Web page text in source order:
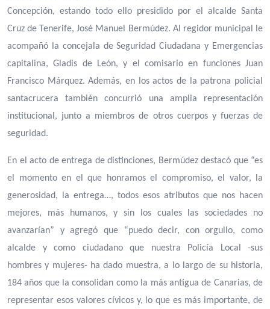
Concepción, estando todo ello presidido por el alcalde Santa
Cruz de Tenerife, José Manuel Bermúdez. Al regidor municipal le
acompañó la concejala de Seguridad Ciudadana y Emergencias
capitalina, Gladis de León, y el comisario en funciones Juan
Francisco Márquez. Además, en los actos de la patrona policial
santacrucera también concurrió una amplia representación
institucional, junto a miembros de otros cuerpos y fuerzas de
seguridad.
En el acto de entrega de distinciones, Bermúdez destacó que “es
el momento en el que honramos el compromiso, el valor, la
generosidad, la entrega…, todos esos atributos que nos hacen
mejores, más humanos, y sin los cuales las sociedades no
avanzarían” y agregó que “puedo decir, con orgullo, como
alcalde y como ciudadano que nuestra Policía Local -sus
hombres y mujeres- ha dado muestra, a lo largo de su historia,
184 años que la consolidan como la más antigua de Canarias, de
representar esos valores cívicos y, lo que es más importante, de